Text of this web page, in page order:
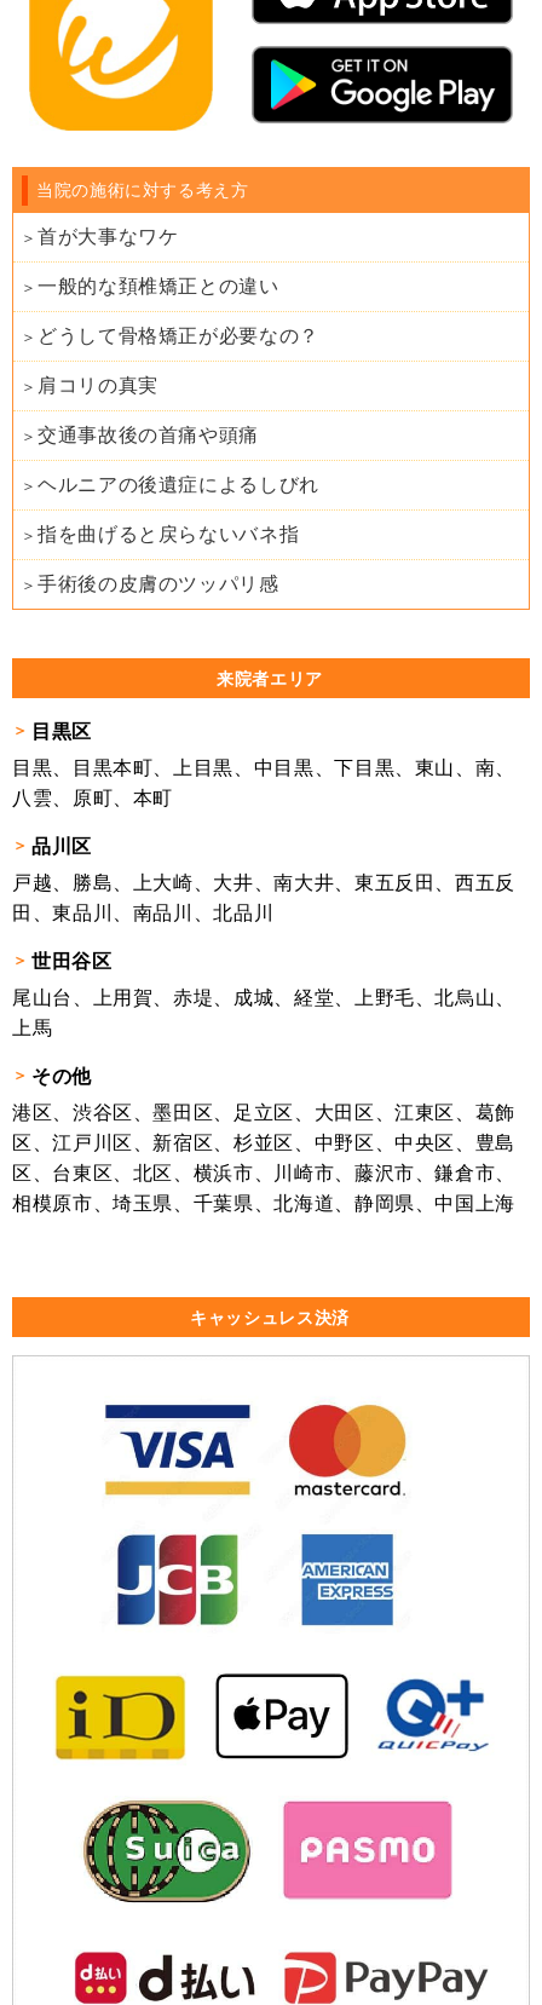
当院の施術に対する考え方
首が大事なワケ
一般的な頚椎矯正との違い
どうして骨格矯正が必要なの？
肩コリの真実
交通事故後の首痛や頭痛
ヘルニアの後遺症によるしびれ
指を曲げると戻らないバネ指
手術後の皮膚のツッパリ感
来院者エリア
目黒区
目黒、目黒本町、上目黒、中目黒、下目黒、東山、南、
八雲、原町、本町
品川区
戸越、勝島、上大崎、大井、南大井、東五反田、西五反
田、東品川、南品川、北品川
世田谷区
尾山台、上用賀、赤堤、成城、経堂、上野毛、北烏山、
上馬
その他
港区、渋谷区、墨田区、足立区、大田区、江東区、葛飾
区、江戸川区、新宿区、杉並区、中野区、中央区、豊島
区、台東区、北区、横浜市、川崎市、藤沢市、鎌倉市、
相模原市、埼玉県、千葉県、北海道、静岡県、中国上海
キャッシュレス決済